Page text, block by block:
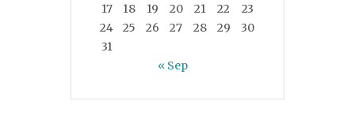
17
18 19 20 21 22
23
24
25 26 27 28 29
30
31
« Sep